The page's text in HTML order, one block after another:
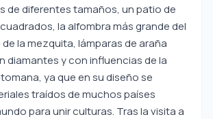
de diferentes tamaños, un patio de
la alfombra más grande del
la mezquita, lámparas de araña
diamantes y con influencias de la
ya que en su diseño se
traídos de muchos países
para unir culturas. Tras la visita a